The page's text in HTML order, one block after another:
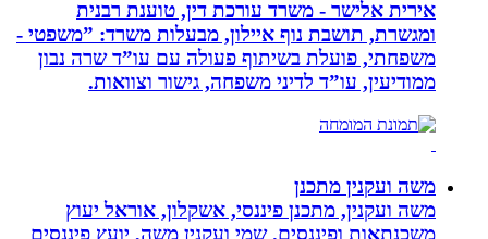
אירית אלישר - משרד עורכת דין, טוענת רבנית
ומגשרת, תושבת נוף איילון, מבעלות משרד: ”משפטי -
משפחתי, פועלת בשיתוף פעולה עם עו”ד שרה נבון
ממודיעין, עו”ד לדיני משפחה, גישור וצוואות.
משה ועקנין מתכנן
משה ועקנין, מתכנן פיננסי, אשקלון, אוראל יעוץ
משכנתאות ופיננסים. שמי ועקנין משה, יועץ פיננסים